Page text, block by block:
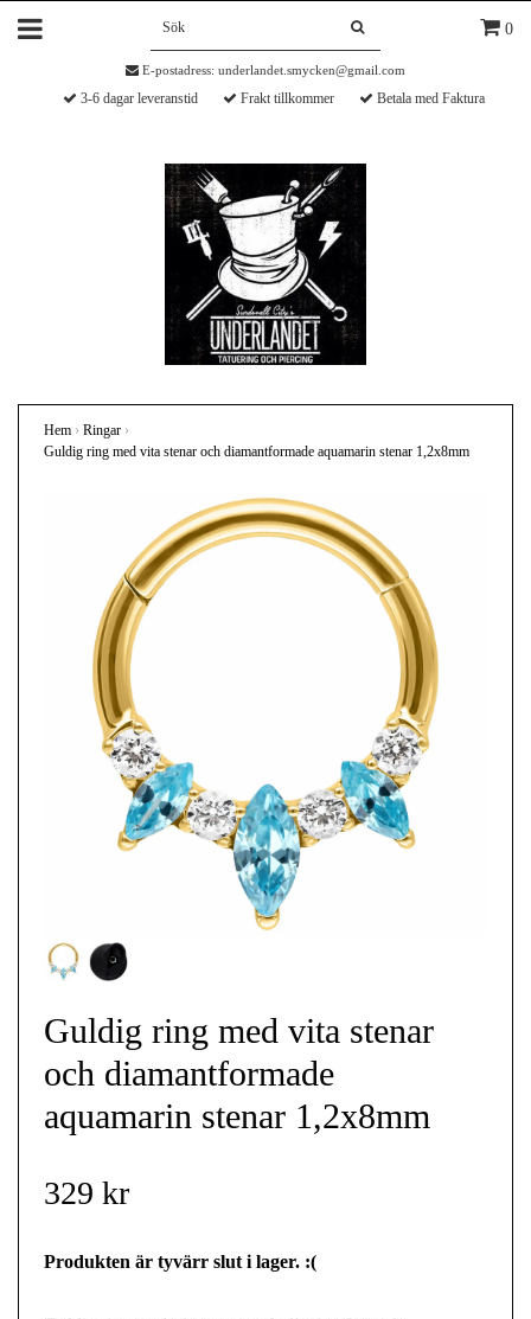
0
E-postadress: underlandet.smycken@gmail.com
3-6 dagar leveranstid Frakt tillkommer Betala med Faktura
Hem › Ringar ›
Guldig ring med vita stenar och diamantformade aquamarin stenar 1,2x8mm
Guldig ring med vita stenar
och diamantformade
aquamarin stenar 1,2x8mm
329 kr
Produkten är tyvärr slut i lager. :(